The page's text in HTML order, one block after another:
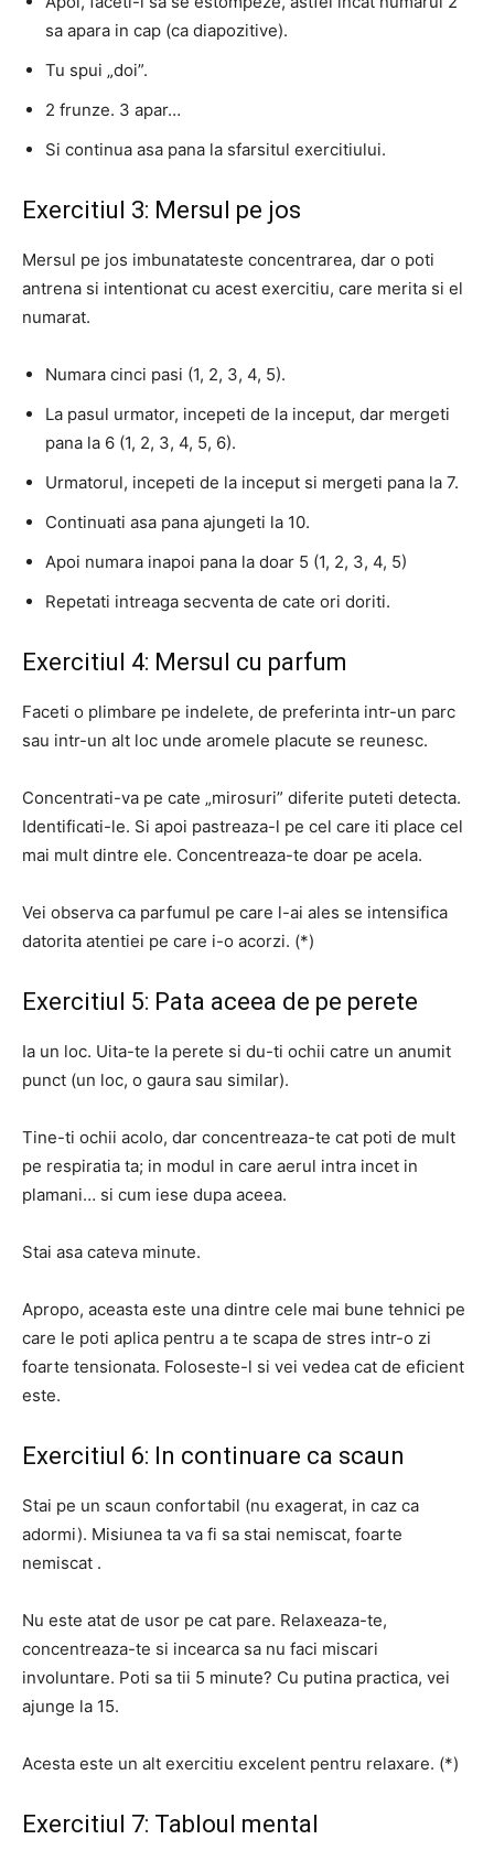
sa apara in cap (ca diapozitive).
Tu spui „doi”.
2 frunze. 3 apar…
Si continua asa pana la sfarsitul exercitiului.
Exercitiul 3: Mersul pe jos
Mersul pe jos imbunatateste concentrarea, dar o poti
antrena si intentionat cu acest exercitiu, care merita si el
numarat.
Numara cinci pasi (1, 2, 3, 4, 5).
La pasul urmator, incepeti de la inceput, dar mergeti
pana la 6 (1, 2, 3, 4, 5, 6).
Urmatorul, incepeti de la inceput si mergeti pana la 7.
Continuati asa pana ajungeti la 10.
Apoi numara inapoi pana la doar 5 (1, 2, 3, 4, 5)
Repetati intreaga secventa de cate ori doriti.
Exercitiul 4: Mersul cu parfum
Faceti o plimbare pe indelete, de preferinta intr-un parc
sau intr-un alt loc unde aromele placute se reunesc.
Concentrati-va pe cate „mirosuri” diferite puteti detecta.
Identificati-le. Si apoi pastreaza-l pe cel care iti place cel
mai mult dintre ele. Concentreaza-te doar pe acela.
Vei observa ca parfumul pe care l-ai ales se intensifica
datorita atentiei pe care i-o acorzi. (*)
Exercitiul 5: Pata aceea de pe perete
Ia un loc. Uita-te la perete si du-ti ochii catre un anumit
punct (un loc, o gaura sau similar).
Tine-ti ochii acolo, dar concentreaza-te cat poti de mult
pe respiratia ta; in modul in care aerul intra incet in
plamani… si cum iese dupa aceea.
Stai asa cateva minute.
Apropo, aceasta este una dintre cele mai bune tehnici pe
care le poti aplica pentru a te scapa de stres intr-o zi
foarte tensionata. Foloseste-l si vei vedea cat de eficient
este.
Exercitiul 6: In continuare ca scaun
Stai pe un scaun confortabil (nu exagerat, in caz ca
adormi). Misiunea ta va fi sa stai nemiscat, foarte
nemiscat .
Nu este atat de usor pe cat pare. Relaxeaza-te,
concentreaza-te si incearca sa nu faci miscari
involuntare. Poti sa tii 5 minute? Cu putina practica, vei
ajunge la 15.
Acesta este un alt exercitiu excelent pentru relaxare. (*)
Exercitiul 7: Tabloul mental